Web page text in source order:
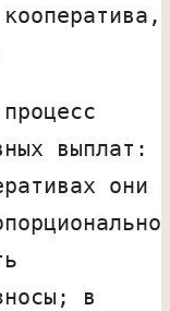
выплат:
они
в